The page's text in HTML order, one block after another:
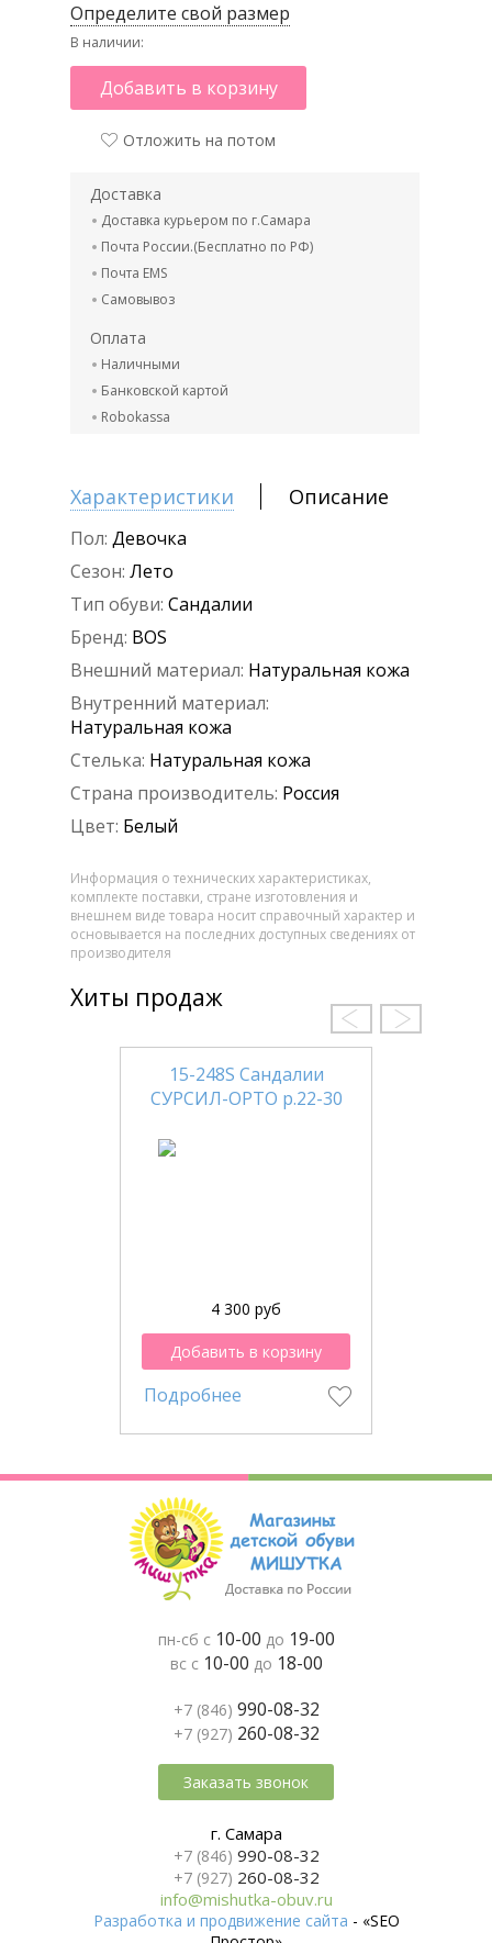
Определите свой размер
В наличии:
Добавить в корзину
Отложить на потом
Доставка
Доставка курьером по г.Самара
Почта России.(Бесплатно по РФ)
Почта EMS
Самовывоз
Оплата
Наличными
Банковской картой
Robokassa
Характеристики Описание
Пол: Девочка
Сезон: Лето
Тип обуви: Сандалии
Бренд: BOS
Внешний материал: Натуральная кожа
Внутренний материал:
Натуральная кожа
Стелька: Натуральная кожа
Страна производитель: Россия
Цвет: Белый
Информация о технических характеристиках,
комплекте поставки, стране изготовления и
внешнем виде товара носит справочный характер и
основывается на последних доступных сведениях от
производителя
Хиты продаж
15-248S Сандалии
СУРСИЛ-ОРТО р.22-30
4 300 руб
Добавить в корзину
Подробнее
пн-сб с 10-00 до 19-00
вс с 10-00 до 18-00
+7 (846) 990-08-32
+7 (927) 260-08-32
Заказать звонок
г. Самара
+7 (846) 990-08-32
+7 (927) 260-08-32
info@mishutka-obuv.ru
Разработка и продвижение сайта - «SEO